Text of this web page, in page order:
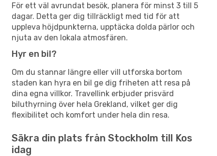
För ett väl avrundat besök, planera för minst 3 till 5
dagar. Detta ger dig tillräckligt med tid för att
uppleva höjdpunkterna, upptäcka dolda pärlor och
njuta av den lokala atmosfären.
Hyr en bil?
Om du stannar längre eller vill utforska bortom
staden kan hyra en bil ge dig friheten att resa på
dina egna villkor. Travellink erbjuder prisvärd
biluthyrning över hela Grekland, vilket ger dig
flexibilitet och komfort under hela din resa.
Säkra din plats från Stockholm till Kos
idag